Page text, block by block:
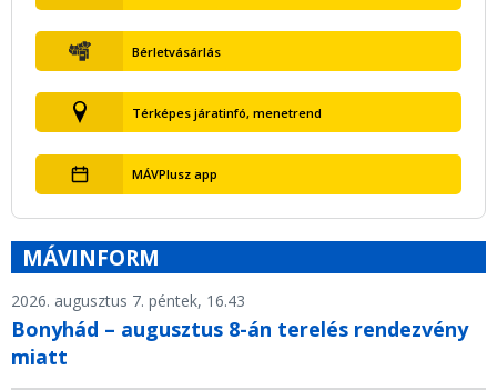
Bérletvásárlás
Térképes járatinfó, menetrend
MÁVPlusz app
MÁVINFORM
2026. augusztus 7. péntek, 16.43
Bonyhád – augusztus 8-án terelés rendezvény
miatt